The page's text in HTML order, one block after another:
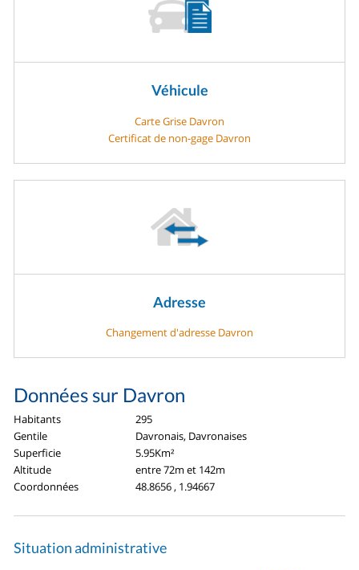
Véhicule
Carte Grise Davron
Certificat de non-gage Davron
Adresse
Changement d'adresse Davron
Données sur Davron
Habitants
295
Gentile
Davronais, Davronaises
Superficie
5.95Km²
Altitude
entre 72m et 142m
Coordonnées
48.8656 , 1.94667
Situation administrative